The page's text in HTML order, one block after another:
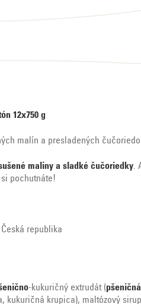
12x750 g
malín a presladených
maliny a sladké čučoriedky.
pochutnáte!
republika
-kukuričný extrudát (pšeničná
kukuričná krupica), maltózový